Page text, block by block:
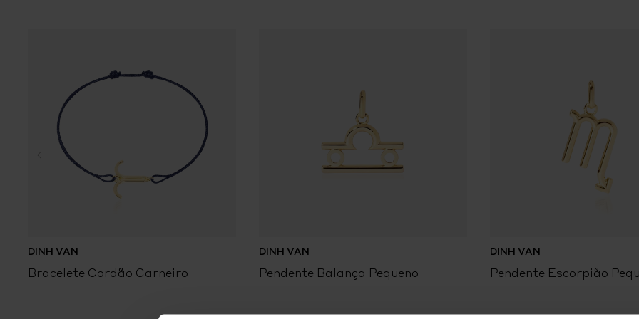
Cada criação de joalharia
em quilates que lhe são
DINH VAN
Bracelete Cordão Carneiro
DINH VAN
Pendente Balança Pequeno
DINH VAN
Pendente Escorpião